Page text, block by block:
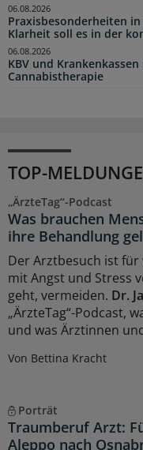
Praxisbesonderheiten in
Klarheit soll es in der
06.08.2026
KBV und
Cannabistherapie
06.08.2026
TOP-
„ÄrzteTag“-Podcast
Was brauchen
ihre Behandlung
Der Arztbesuch ist
mit Angst und Stress
geht, vermeiden. Dr.
„ÄrzteTag“-Podcast,
und was Ärztinnen
Von Bettina Kracht
Porträt
Traumberuf Arzt:
Aleppo nach